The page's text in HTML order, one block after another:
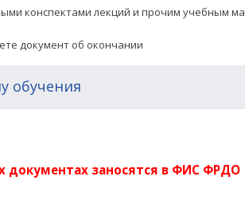
конспектами лекций и прочим учебным
документ об окончании
обучения
документах заносятся в ФИС ФРДО